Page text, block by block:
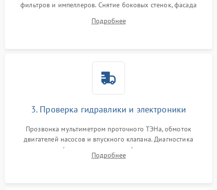
фильтров и импеллеров. Снятие боковых стенок, фасада
циркуляционному насосу, ТЭНу и сливной помпе.
Подробнее
3. Проверка гидравлики и электроники
Прозвонка мультиметром проточного ТЭНа, обмоток
двигателей насосов и впускного клапана. Диагностика
прессостата (датчика уровня воды), датчика мутности,
концевика дверцы и электронного модуля управления.
Подробнее